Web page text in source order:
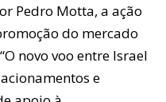
Pedro Motta, a ação
do mercado
novo voo entre Israel
e